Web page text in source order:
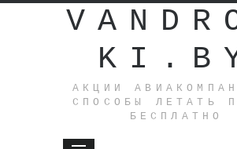
АКЦИИ
СПОСОБЫ ЛЕТАТЬ
БЕСПЛАТНО